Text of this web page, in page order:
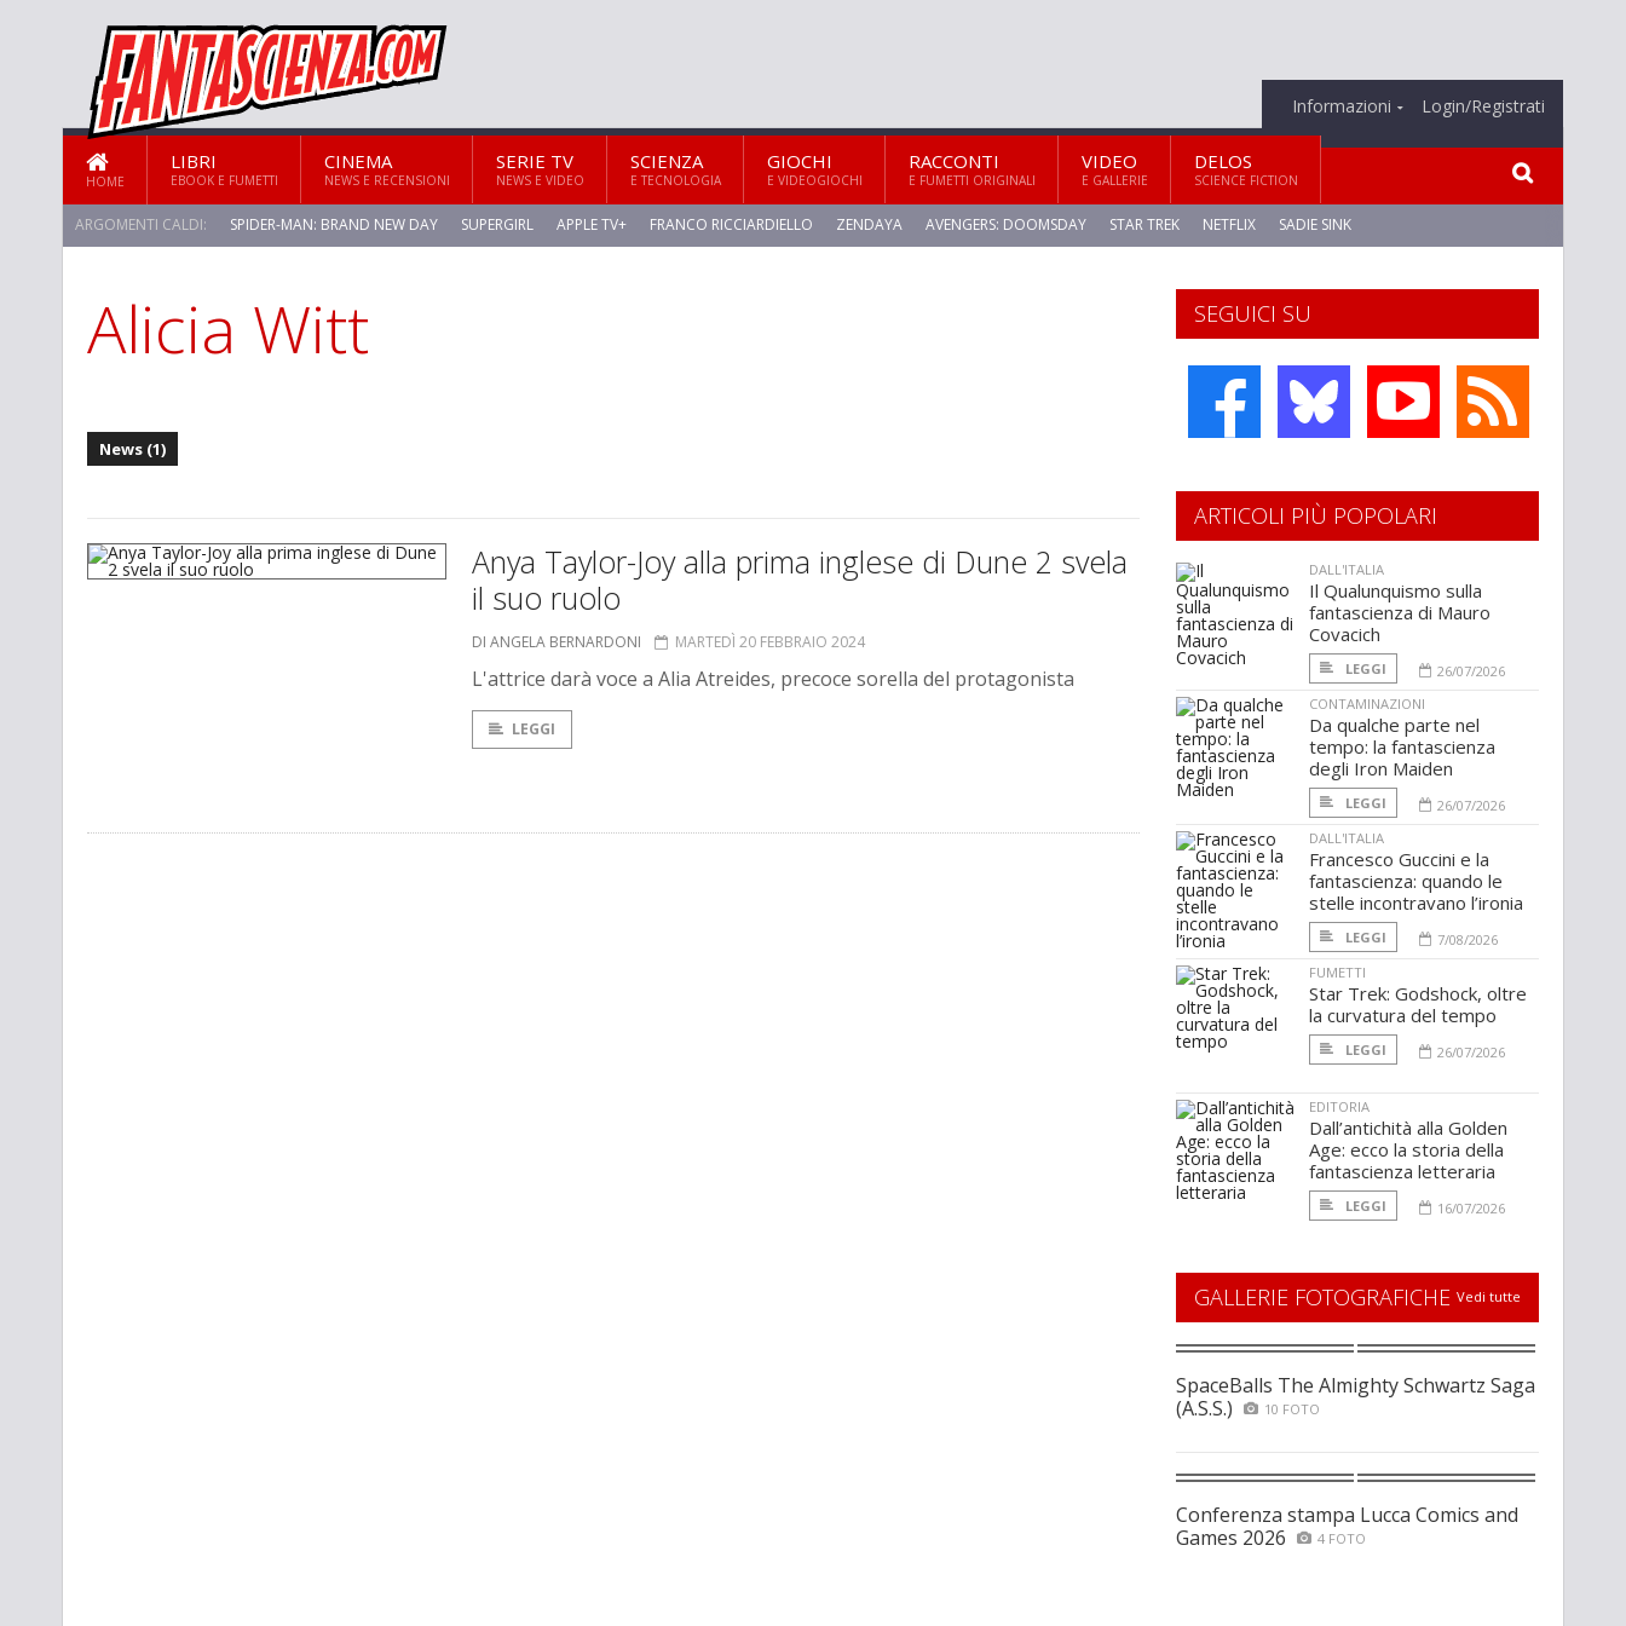
Informazioni Login/Registrati
HOME
LIBRI
EBOOK E FUMETTI
CINEMA
NEWS E RECENSIONI
SERIE TV
NEWS E VIDEO
SCIENZA
E TECNOLOGIA
GIOCHI
E VIDEOGIOCHI
RACCONTI
E FUMETTI ORIGINALI
VIDEO
E GALLERIE
DELOS
SCIENCE FICTION
ARGOMENTI CALDI: SPIDER-MAN: BRAND NEW DAY SUPERGIRL APPLE TV+ FRANCO RICCIARDIELLO ZENDAYA AVENGERS: DOOMSDAY STAR TREK NETFLIX SADIE SINK
STAR TREK: STRANGE NEW WORLDS
Alicia Witt
News (1)
Anya Taylor-Joy alla prima inglese di Dune 2 svela
il suo ruolo
DI ANGELA BERNARDONI MARTEDÌ 20 FEBBRAIO 2024
L'attrice darà voce a Alia Atreides, precoce sorella del protagonista
LEGGI
SEGUICI SU
ARTICOLI PIÙ POPOLARI
DALL'ITALIA
Il Qualunquismo sulla
fantascienza di Mauro
Covacich
LEGGI
26/07/2026
CONTAMINAZIONI
Da qualche parte nel
tempo: la fantascienza
degli Iron Maiden
LEGGI
26/07/2026
DALL'ITALIA
Francesco Guccini e la
fantascienza: quando le
stelle incontravano l’ironia
LEGGI
7/08/2026
FUMETTI
Star Trek: Godshock, oltre
la curvatura del tempo
LEGGI 26/07/2026
EDITORIA
Dall’antichità alla Golden
Age: ecco la storia della
fantascienza letteraria
LEGGI 16/07/2026
GALLERIE FOTOGRAFICHE Vedi tutte
SpaceBalls The Almighty Schwartz Saga
(A.S.S.)
10 FOTO
Conferenza stampa Lucca Comics and
Games 2026
4 FOTO